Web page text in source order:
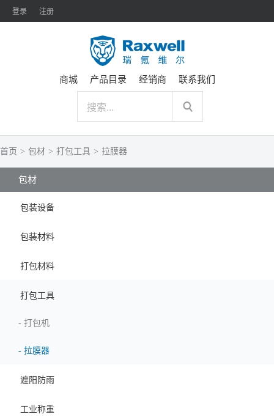
登录 注册
商城 产品目录 经销商 联系我们
首页 > 包材 > 打包工具 > 拉膜器
包材
包装设备
包装材料
打包材料
打包工具
- 打包机
- 拉膜器
遮阳防雨
工业称重